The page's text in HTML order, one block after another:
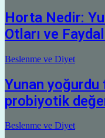
Horta Nedir:
Otları ve
Beslenme ve Diyet
Yunan yoğurdu
probiyotik
Beslenme ve Diyet